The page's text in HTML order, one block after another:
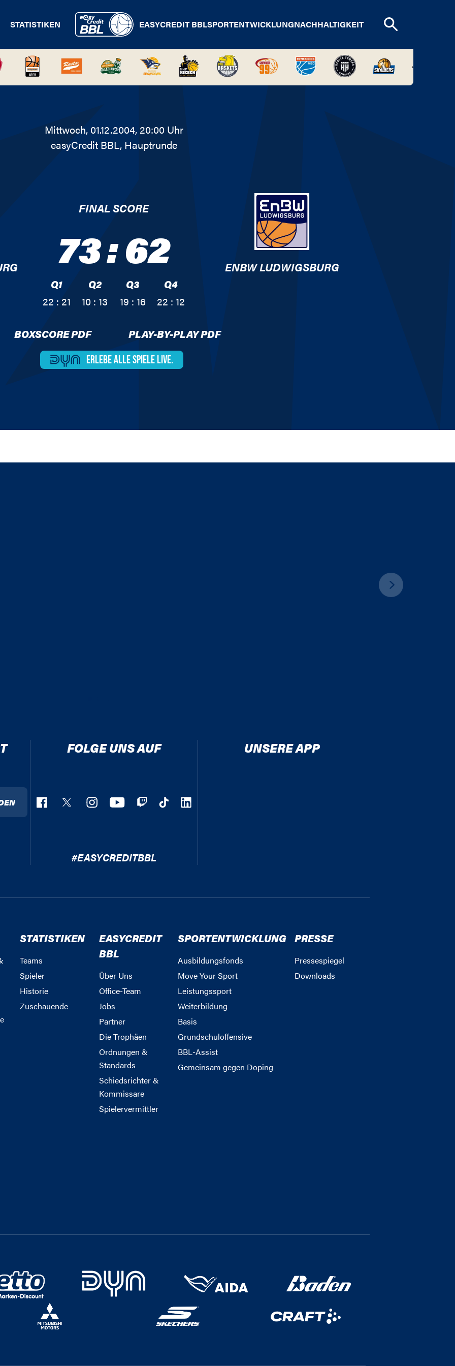
STATISTIKEN EASYCREDIT BBLSPORTENTWICKLUNGNACHHALTIGKEIT
Mittwoch, 01.12.2004, 20:00 Uhr
easyCredit BBL, Hauptrunde
FINAL SCORE
73:62
Q1
22 : 21
Q2
10 : 13
Q3
19 : 16
Q4
22 : 12
ENBW LUDWIGSBURG
BOXSCORE PDF PLAY-BY-PLAY PDF
ERLEBE ALLESPIELE LIVE.
FOLGE UNS AUF
#EASYCREDITBBL
UNSERE APP
STATISTIKEN
Teams
Spieler
Historie
Zuschauende
EASYCREDIT
BBL
Über Uns
Office-Team
Jobs
Partner
Die Trophäen
Ordnungen &
Standards
Schiedsrichter &
Kommissare
Spielervermittler
SPORTENTWICKLUNG
Ausbildungsfonds
Move Your Sport
Leistungssport
Weiterbildung
Basis
Grundschuloffensive
BBL-Assist
Gemeinsam gegen Doping
PRESSE
Pressespiegel
Downloads